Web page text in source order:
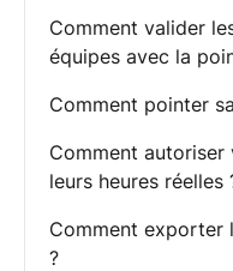
Comment valider
équipes avec la
Comment pointer
Comment autoriser
leurs heures réelles
Comment exporter
?